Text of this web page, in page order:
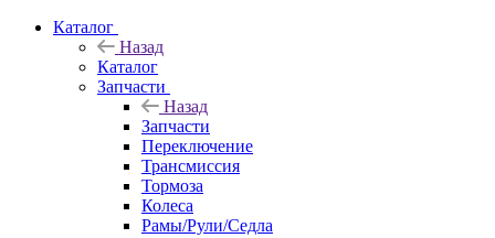
Каталог
Назад
Каталог
Запчасти
Назад
Запчасти
Переключение
Трансмиссия
Тормоза
Колеса
Рамы/Рули/Седла